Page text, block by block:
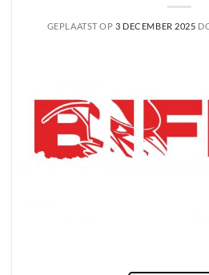
GEPLAATST OP 3 DECEMBER 2025